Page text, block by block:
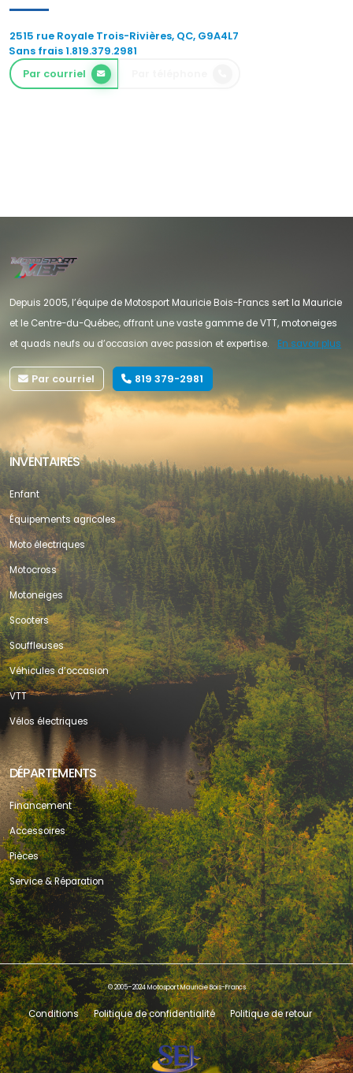
2515 rue Royale Trois-Rivières, QC, G9A4L7
Sans frais 1.819.379.2981
Par courriel
Depuis 2005, l’équipe de Motosport Mauricie Bois-Francs sert la Mauricie
et le Centre-du-Québec, offrant une vaste gamme de VTT, motoneiges
et quads neufs ou d’occasion avec passion et expertise.
En savoir plus
Par courriel 819 379-2981
INVENTAIRES
Enfant
Équipements agricoles
Moto électriques
Motocross
Motoneiges
Scooters
Souffleuses
Véhicules d’occasion
VTT
Vélos électriques
DÉPARTEMENTS
Financement
Accessoires
Pièces
Service & Réparation
© 2005–2024 Motosport Mauricie Bois-Francs
Conditions Politique de confidentialité Politique de retour